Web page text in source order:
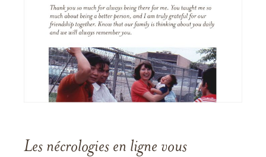
Les nécrologies en ligne vous